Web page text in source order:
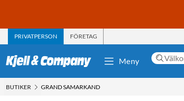
PRIVATPERSON FÖRETAG
Meny
BUTIKER GRAND SAMARKAND